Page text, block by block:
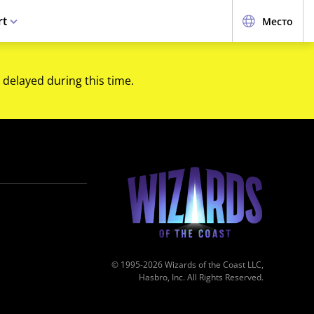
Место
during this time.
© 1995-2026 Wizards of the Coast LLC,
Hasbro, Inc. All Rights Reserved.